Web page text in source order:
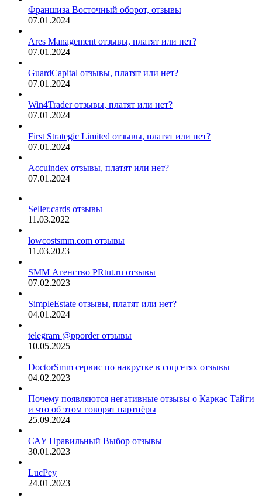
Франшиза Восточный оборот, отзывы
07.01.2024
Ares Management отзывы, платят или нет?
07.01.2024
GuardCapital отзывы, платят или нет?
07.01.2024
Win4Trader отзывы, платят или нет?
07.01.2024
First Strategic Limited отзывы, платят или нет?
07.01.2024
Accuindex отзывы, платят или нет?
07.01.2024
Seller.cards отзывы
11.03.2022
lowcostsmm.com отзывы
11.03.2023
SMM Агенство PRtut.ru отзывы
07.02.2023
SimpleEstate отзывы, платят или нет?
04.01.2024
telegram @pporder отзывы
10.05.2025
DoctorSmm сервис по накрутке в соцсетях отзывы
04.02.2023
Почему появляются негативные отзывы о Каркас Тайги
и что об этом говорят партнёры
25.09.2024
САУ Правильный Выбор отзывы
30.01.2023
LucPey
24.01.2023